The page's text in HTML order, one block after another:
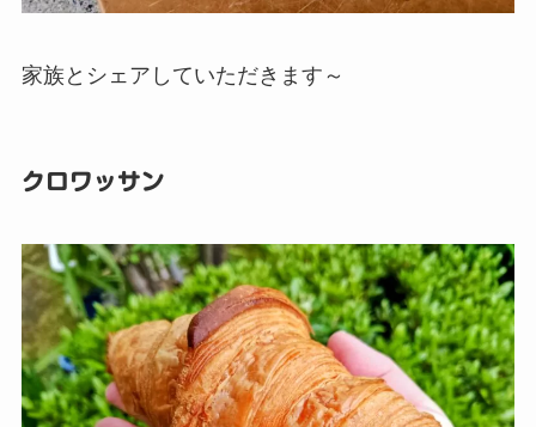
家族とシェアしていただきます～
クロワッサン